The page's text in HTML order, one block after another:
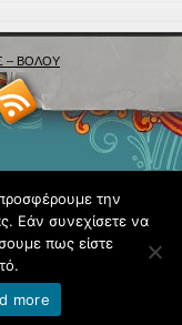
– ΒΟΛΟΥ
την
Εάν συνεχίσετε να
πως είστε
more